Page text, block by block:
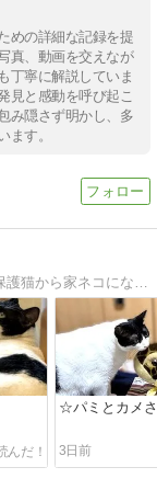
めの詳細な記録を提
真、動画を交えなが
丁寧に解説していま
見と感動を呼び起こ
み隠さず明かし、多
ます。
【味のある表情豊かなニャン写真ブログ】保護猫から家ネコになった猫の表情♪ 若猫パミが入り、ミル兄じぃとの「小さな家」の「小さな日常」☆リンクフリーです
☆パミとカメ
3日前